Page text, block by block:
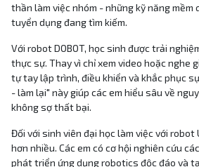
thần làm việc nhóm - những kỹ năng mềm
tuyển dụng đang tìm kiếm.
Với robot DOBOT, học sinh được trải
thực sự. Thay vì chỉ xem video hoặc nghe
tự tay lập trình, điều khiển và khắc phục
- làm lại" này giúp các em hiểu sâu về
không sợ thất bại.
Đối với sinh viên đại học làm việc với robot
hơn nhiều. Các em có cơ hội nghiên cứu
phát triển ứng dụng robotics độc đáo và